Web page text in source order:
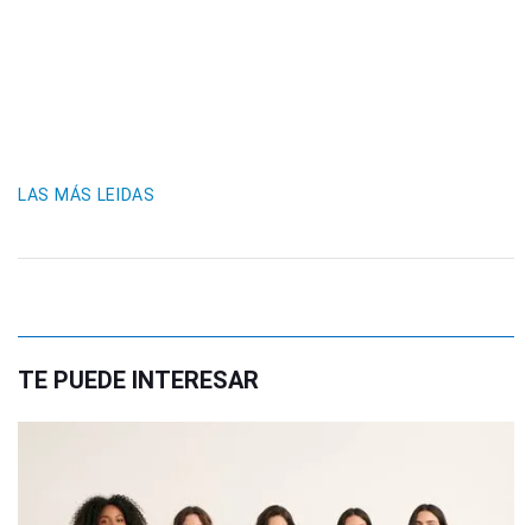
LAS MÁS LEIDAS
TE PUEDE INTERESAR